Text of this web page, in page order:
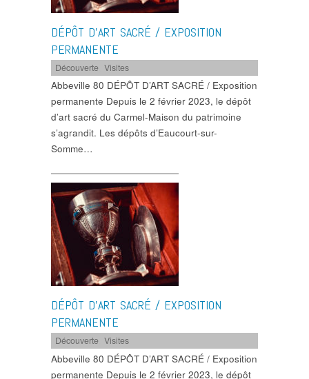
DÉPÔT D’ART SACRÉ / EXPOSITION
PERMANENTE
Découverte ,Visites
Abbeville 80 DÉPÔT D’ART SACRÉ / Exposition
permanente Depuis le 2 février 2023, le dépôt
d’art sacré du Carmel-Maison du patrimoine
s’agrandit. Les dépôts d’Eaucourt-sur-
Somme…
DÉPÔT D’ART SACRÉ / EXPOSITION
PERMANENTE
Découverte ,Visites
Abbeville 80 DÉPÔT D’ART SACRÉ / Exposition
permanente Depuis le 2 février 2023, le dépôt